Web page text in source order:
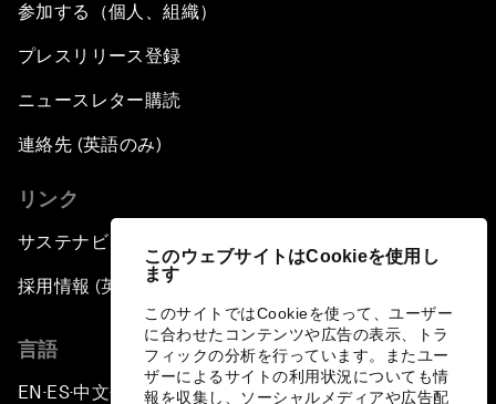
このウェブサイトはCookieを使用し
ます
このサイトではCookieを使って、ユーザー
に合わせたコンテンツや広告の表示、トラ
フィックの分析を行っています。またユー
ザーによるサイトの利用状況についても情
報を収集し、ソーシャルメディアや広告配
参加する（個人、組織）
プレスリリース登録
ニュースレター購読
連絡先 (英語のみ)
リンク
サステナビリティへの取り組み
採用情報 (英語のみ)
言語
EN ▪ES▪中文▪ 日本語